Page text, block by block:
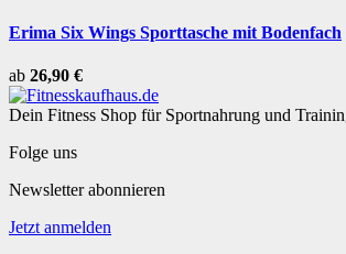
Erima Six Wings Sporttasche mit Bodenfach
ab 26,90 €
Dein Fitness Shop für Sportnahrung und
Folge uns
Newsletter abonnieren
Jetzt anmelden